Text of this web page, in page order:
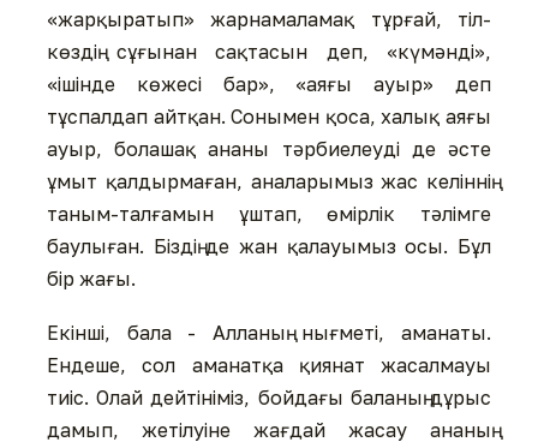
«жарқыратып» жарнамаламақ тұрғай, тіл-
көздің сұғынан сақтасын деп, «күмəнді»,
«ішінде көжесі бар», «аяғы ауыр» деп
тұспалдап айтқан. Сонымен қоса, халық аяғы
ауыр, болашақ ананы тəрбиелеуді де əсте
ұмыт қалдырмаған, аналарымыз жас келіннің
таным-талғамын ұштап, өмірлік тəлімге
баулыған. Біздің де жан қалауымыз осы. Бұл
бір жағы.
Екінші, бала - Алланың нығметі, аманаты.
Ендеше, сол аманатқа қиянат жасалмауы
тиіс. Олай дейтініміз, бойдағы баланың дұрыс
дамып, жетілуіне жағдай жасау ананың